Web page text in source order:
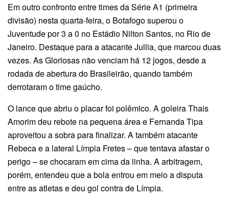
Em outro confronto entre times da Série A1 (primeira
divisão) nesta quarta-feira, o Botafogo superou o
Juventude por 3 a 0 no Estádio Nilton Santos, no Rio de
Janeiro. Destaque para a atacante Jullia, que marcou duas
vezes. As Gloriosas não venciam há 12 jogos, desde a
rodada de abertura do Brasileirão, quando também
derrotaram o time gaúcho.
O lance que abriu o placar foi polêmico. A goleira Thais
Amorim deu rebote na pequena área e Fernanda Tipa
aproveitou a sobra para finalizar. A também atacante
Rebeca e a lateral Límpia Fretes – que tentava afastar o
perigo – se chocaram em cima da linha. A arbitragem,
porém, entendeu que a bola entrou em meio a disputa
entre as atletas e deu gol contra de Límpia.